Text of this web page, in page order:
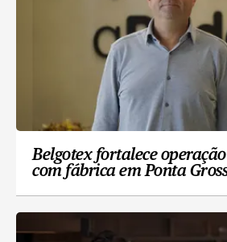
Belgotex fortalece
com fábrica em Ponta